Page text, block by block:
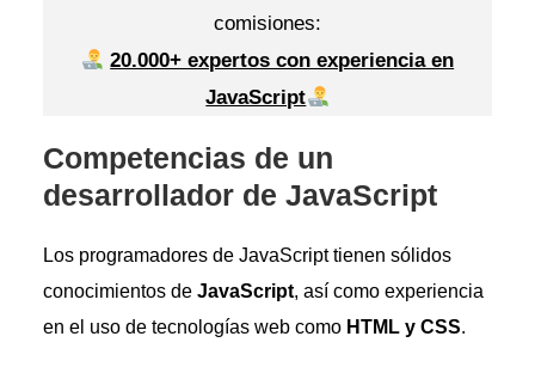
comisiones:
20.000+ expertos con experiencia en
JavaScript
Competencias de un
desarrollador de JavaScript
Los programadores de JavaScript tienen sólidos
conocimientos de JavaScript, así como experiencia
en el uso de tecnologías web como HTML y CSS.